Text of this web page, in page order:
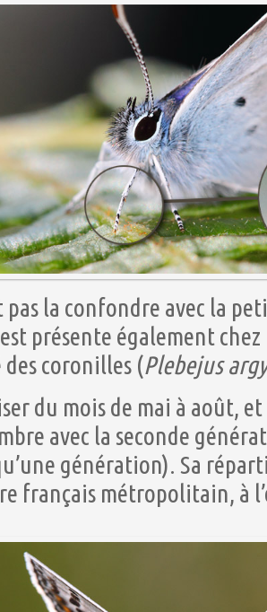
la confondre avec la
présente également
des coronilles (Plebejus
du mois de mai à août,
avec la seconde
génération). Sa
français métropolitain, à